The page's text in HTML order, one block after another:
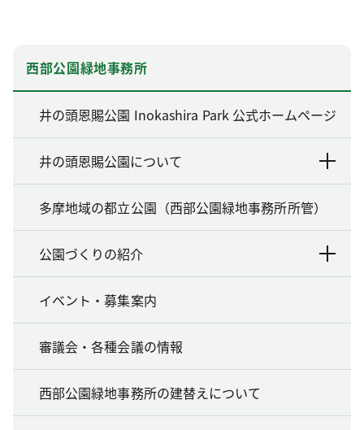
西部公園緑地事務所
井の頭恩賜公園 Inokashira Park 公式ホームページ
井の頭恩賜公園について
多摩地域の都立公園（西部公園緑地事務所所管）
公園づくりの紹介
イベント・募集案内
審議会・各種会議の情報
西部公園緑地事務所の建替えについて